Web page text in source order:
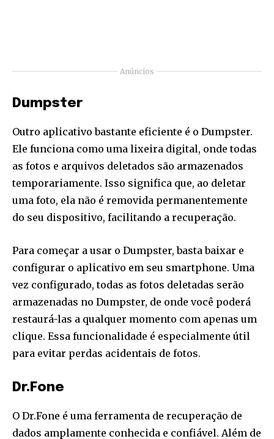
Anúncios
Dumpster
Outro aplicativo bastante eficiente é o Dumpster.
Ele funciona como uma lixeira digital, onde todas
as fotos e arquivos deletados são armazenados
temporariamente. Isso significa que, ao deletar
uma foto, ela não é removida permanentemente
do seu dispositivo, facilitando a recuperação.
Para começar a usar o Dumpster, basta baixar e
configurar o aplicativo em seu smartphone. Uma
vez configurado, todas as fotos deletadas serão
armazenadas no Dumpster, de onde você poderá
restaurá-las a qualquer momento com apenas um
clique. Essa funcionalidade é especialmente útil
para evitar perdas acidentais de fotos.
Dr.Fone
O Dr.Fone é uma ferramenta de recuperação de
dados amplamente conhecida e confiável. Além de